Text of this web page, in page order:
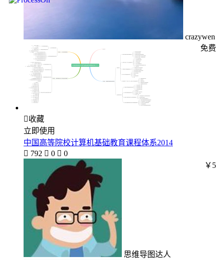
crazywen
免费
收藏
立即使用
中国高等院校计算机基础教育课程体系2014
 792  0  0
思维导图达人
￥5